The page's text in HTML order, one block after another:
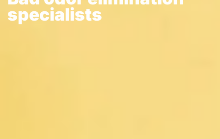
specialists